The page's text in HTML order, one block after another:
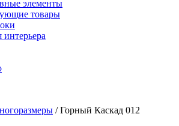
элементы
товары
интерьера
/Горный Каскад 012